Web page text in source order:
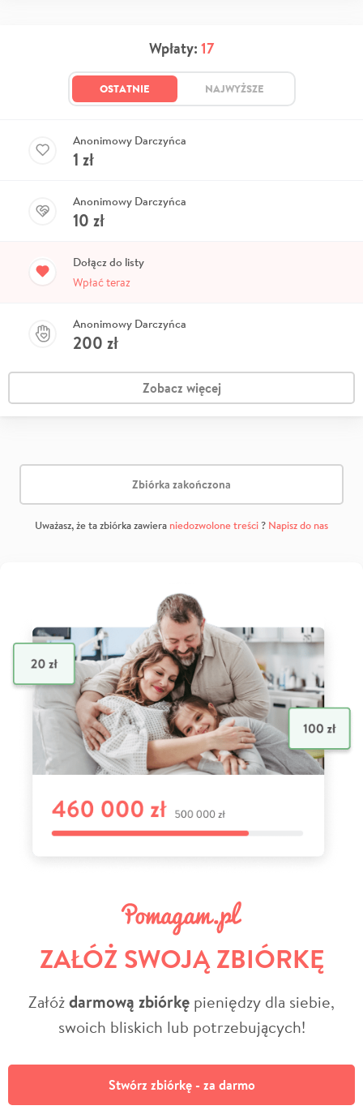
Wpłaty: 17
OSTATNIE NAJWYŻSZE
Anonimowy Darczyńca
1 zł
Anonimowy Darczyńca
10 zł
Dołącz do listy
Wpłać teraz
Anonimowy Darczyńca
200 zł
Zobacz więcej
Zbiórka zakończona
Uważasz, że ta zbiórka zawiera niedozwolone treści? Napisz do nas
ZAŁÓŻ SWOJĄ ZBIÓRKĘ
Załóżdarmową zbiórkę pieniędzy dla siebie,
swoich bliskich lub potrzebujących!
Stwórz zbiórkę - za darmo